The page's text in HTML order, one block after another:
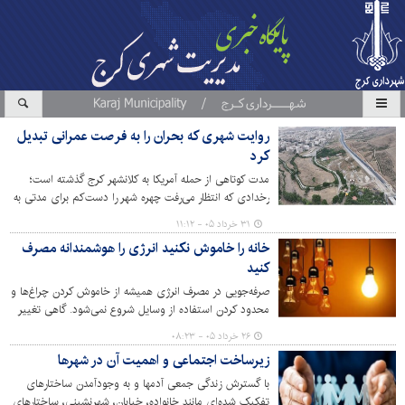
روایت شهری که بحران را به فرصت عمرانی تبدیل
کرد
مدت کوتاهی از حمله آمریکا به کلانشهر کرج گذشته است؛
رخدادی که انتظار می‌رفت چهره شهر را دست‌کم برای مدتی به
فضایی متأثر از جنگ و آشفتگی تبدیل کند. تصور عمومی،
شهری بود با نشانه‌هایی از تخریب، رکود پروژه‌ها و کاهش
فعالیت‌های عمرانی. اما آنچه امروز در سطح این کلانشهر دیده
می‌شود، روایتی متفاوت و حتی غافلگیرکننده است.
۳۱ خرداد ۰۵ - ۱۱:۱۲
خانه را خاموش نکنید انرژی را هوشمندانه مصرف
کنید
صرفه‌جویی در مصرف انرژی همیشه از خاموش کردن چراغ‌ها و
محدود کردن استفاده از وسایل شروع نمی‌شود. گاهی تغییر
چند عادت ساده روزانه از آشپزخانه تا اتاق خواب می‌تواند
بدون کاهش کیفیت زندگی هزینه‌ها را کمتر و خانه را کارآمدتر
کند. کارشناسان می‌گویند بخش مهمی از انرژی در خانه‌ها نه به
دلیل کمبود تجهیزات بلکه به دلیل الگوهای مصرف از بین
می‌رود.
۲۶ خرداد ۰۵ - ۰۸:۲۳
زیرساخت اجتماعی و اهمیت آن در شهرها
با گسترش زندگی جمعی آدمها و به وجودآمدن ساختارهای